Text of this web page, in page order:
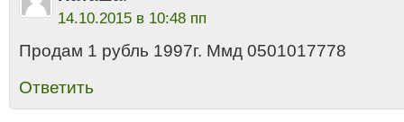
14.10.2015 в 10:48 пп
Продам 1 рубль 1997г. Ммд 0501017778
Ответить